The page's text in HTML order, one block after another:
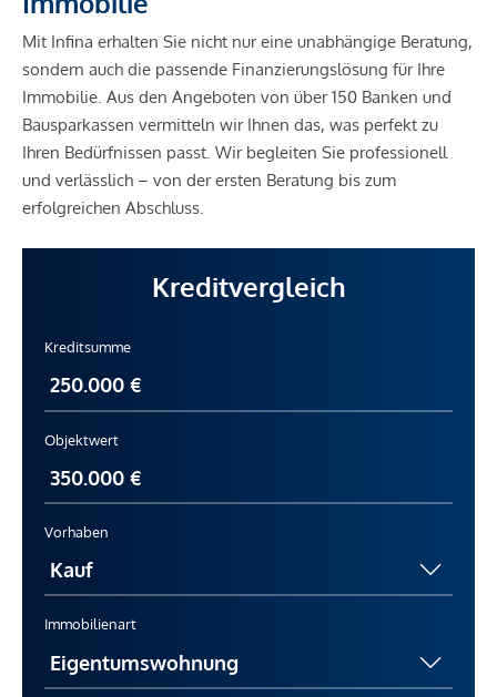
Mit Infina erhalten Sie nicht nur eine unabhängige Beratung,
sondern auch die passende Finanzierungslösung für Ihre
Immobilie. Aus den Angeboten von über 150 Banken und
Bausparkassen vermitteln wir Ihnen das, was perfekt zu
Ihren Bedürfnissen passt. Wir begleiten Sie professionell
und verlässlich – von der ersten Beratung bis zum
erfolgreichen Abschluss.
Kreditvergleich
Kreditsumme
Objektwert
Vorhaben
Immobilienart